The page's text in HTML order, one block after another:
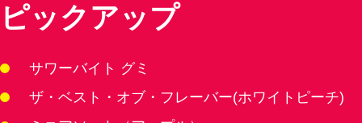
ピックアップ
サワーバイト グミ
ザ・ベスト・オブ・フレーバー(ホワイトピーチ)